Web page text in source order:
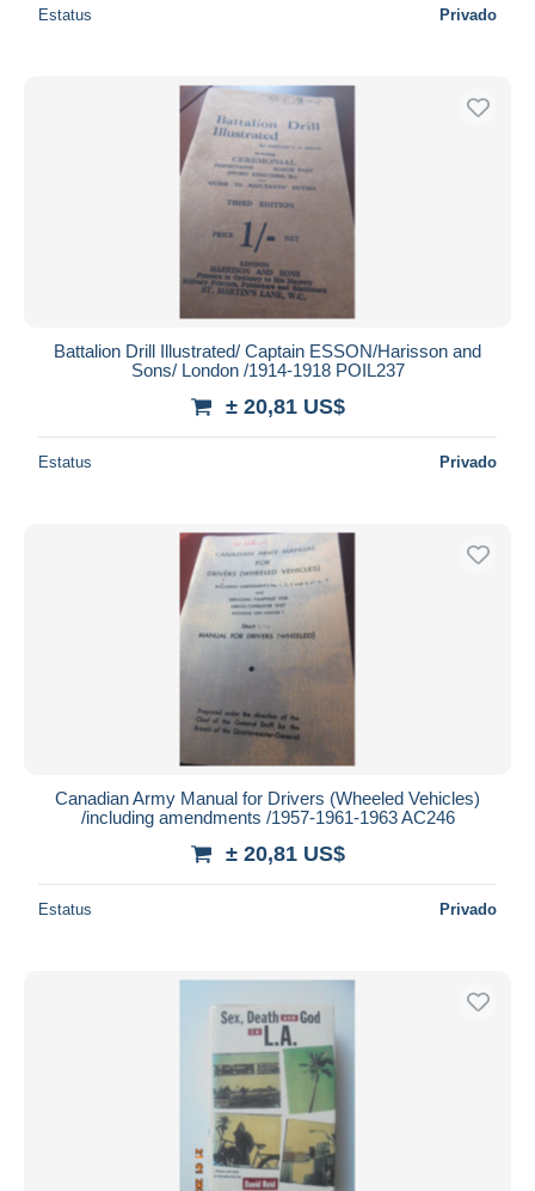
Estatus Privado
Battalion Drill Illustrated/ Captain ESSON/Harisson and
Sons/ London /1914-1918 POIL237
± 20,81 US$
Estatus Privado
Canadian Army Manual for Drivers (Wheeled Vehicles)
/including amendments /1957-1961-1963 AC246
± 20,81 US$
Estatus Privado